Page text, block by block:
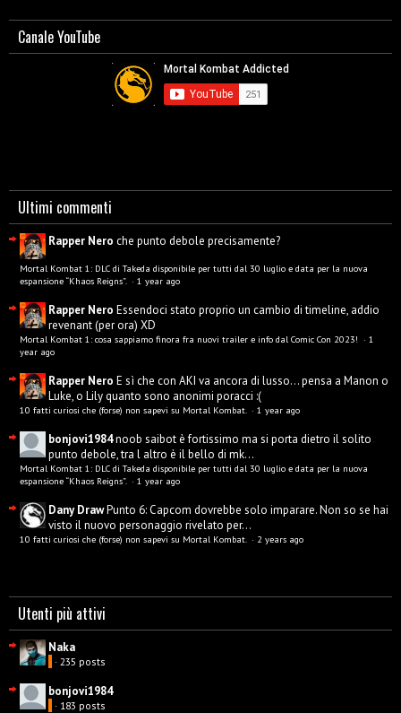
Canale YouTube
Ultimi commenti
Rapper Nero che punto debole precisamente?
Mortal Kombat 1: DLC di Takeda disponibile per tutti dal 30 luglio e data per la nuova
espansione “Khaos Reigns”. · 1 year ago
Rapper Nero Essendoci stato proprio un cambio di timeline, addio
revenant (per ora) XD
Mortal Kombat 1: cosa sappiamo finora fra nuovi trailer e info dal Comic Con 2023! · 1
year ago
Rapper Nero E sì che con AKI va ancora di lusso... pensa a Manon o
Luke, o Lily quanto sono anonimi poracci :(
10 fatti curiosi che (forse) non sapevi su Mortal Kombat. · 1 year ago
bonjovi1984noob saibot è fortissimo ma si porta dietro il solito
punto debole, tra l altro è il bello di mk...
Mortal Kombat 1: DLC di Takeda disponibile per tutti dal 30 luglio e data per la nuova
espansione “Khaos Reigns”. · 1 year ago
Dany DrawPunto 6: Capcom dovrebbe solo imparare. Non so se hai
visto il nuovo personaggio rivelato per...
10 fatti curiosi che (forse) non sapevi su Mortal Kombat. · 2 years ago
Utenti più attivi
Naka
· 235 posts
bonjovi1984
· 183 posts